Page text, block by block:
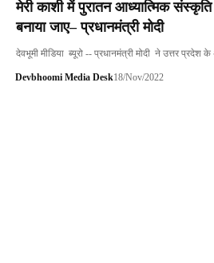
मेरी काशी में पुरातन आध्यात्मिक
बनाया जाए– प्रधानमंत्री मोदी
देवभूमी मीडिया ब्यूरो -- प्रधानमंत्री मोदी ने उत्तर प्रदेश
Devbhoomi Media Desk18/Nov/2022